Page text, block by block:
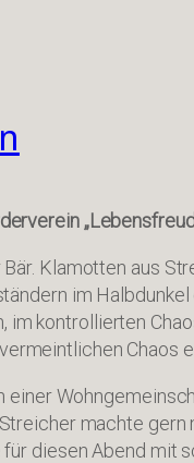
Klamotten aus
im
kontrollierten
Chaos
machte
diesen Abend mit